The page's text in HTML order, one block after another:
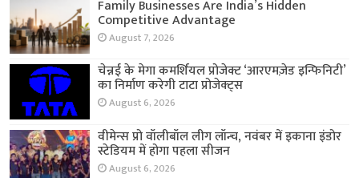
Family Businesses Are India’s Hidden
Competitive Advantage
August 7, 2026
चेन्नई के मेगा कमर्शियल प्रोजेक्ट ‘आरएमज़ेड इन्फिनिटी’
का निर्माण करेगी टाटा प्रोजेक्ट्स
August 6, 2026
वीमेन्स प्रो वॉलीबॉल लीग लॉन्च, नवंबर में इकाना इंडोर
स्टेडियम में होगा पहला सीजन
August 6, 2026